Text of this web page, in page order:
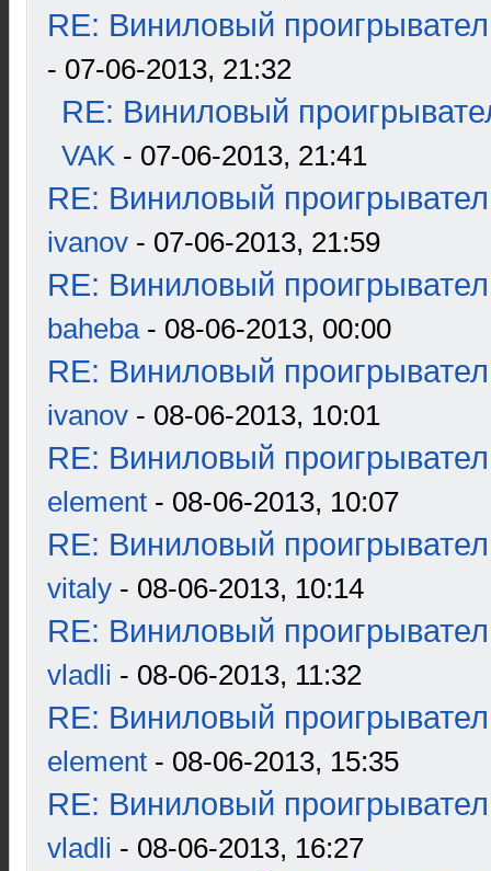
RE: Виниловый
- 07-06-2013, 21:32
RE: Виниловый
VAK - 07-06-2013, 21:41
RE: Виниловый
ivanov - 07-06-2013, 21:59
RE: Виниловый
baheba- 08-06-2013, 00:00
RE: Виниловый
ivanov - 08-06-2013, 10:01
RE: Виниловый
element - 08-06-2013, 10:07
RE: Виниловый
vitaly - 08-06-2013, 10:14
RE: Виниловый
vladli - 08-06-2013, 11:32
RE: Виниловый
element - 08-06-2013, 15:35
RE: Виниловый
vladli - 08-06-2013, 16:27